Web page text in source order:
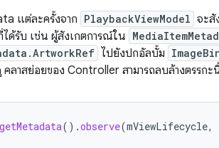
แต่ละครั้งจาก PlaybackViewModel จะสั
ด้รับ เช่น ผู้สังเกตการณ์ใน
ไปยังปกอัลบั้ม
ลาสย่อยของ Controller สามารถลบล้างตรรกะ
getMetadata().observe(mViewLifecycle,